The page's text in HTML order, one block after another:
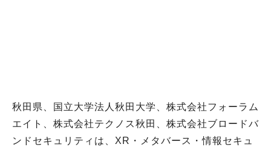
秋田県、国立大学法人秋田大学、株式会社フォーラム
エイト、株式会社テクノス秋田、株式会社ブロードバ
ンドセキュリティは、XR・メタバース・情報セキュ